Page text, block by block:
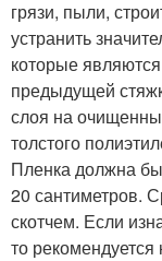
грязи, пыли,
устранить
которые
предыдущей
слоя на
толстого
Пленка должна
20 сантиметров.
скотчем. Если
то рекомендуется